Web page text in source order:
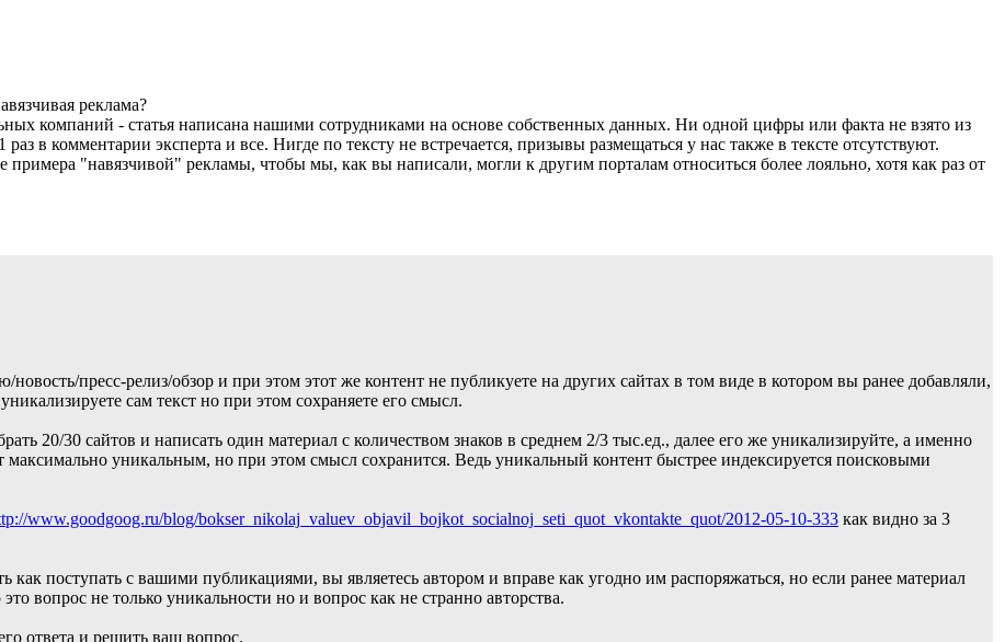
реклама?
компаний - статья написана нашими сотрудниками на основе собственных данных. Ни одной цифры или факта не взято из
в комментарии эксперта и все. Нигде по тексту не встречается, призывы размещаться у нас также в тексте отсутствуют.
примера "навязчивой" рекламы, чтобы мы, как вы написали, могли к другим порталам относиться более лояльно, хотя как раз от
новость/пресс-релиз/обзор и при этом этот же контент не публикуете на других сайтах в том виде в котором вы ранее добавляли,
сам текст но при этом сохраняете его смысл.
20/30 сайтов и написать один материал с количеством знаков в среднем 2/3 тыс.ед., далее его же уникализируйте, а именно
максимально уникальным, но при этом смысл сохранится. Ведь уникальный контент быстрее индексируется поисковыми
www.goodgoog.ru/blog/bokser_nikolaj_valuev_objavil_bojkot_socialnoj_seti_quot_vkontakte_quot/2012-05-10-333 как видно за 3
поступать с вашими публикациями, вы являетесь автором и вправе как угодно им распоряжаться, но если ранее материал
вопрос не только уникальности но и вопрос как не странно авторства.
ответа и решить ваш вопрос.